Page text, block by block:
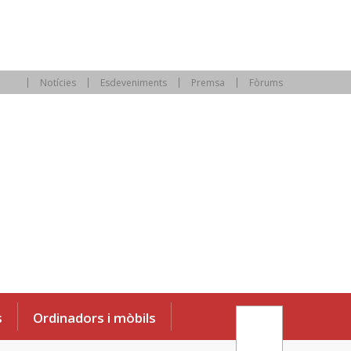
Notícies Esdeveniments Premsa Fòrums
Ordinadors i mòbils